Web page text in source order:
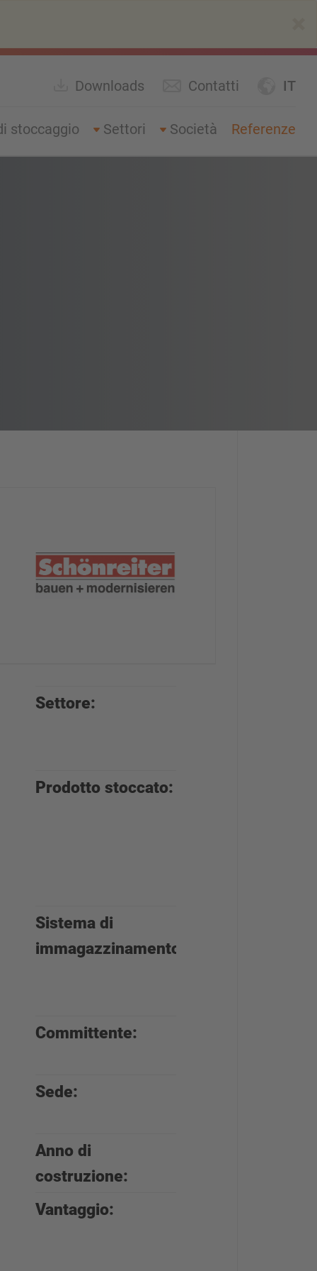
IT
Downloads Contatti
stoccaggio Settori Società Referenze
Settore:
Prodotto stoccato:
Sistema di
immagazzinamento:
Committente:
Sede:
Anno di
costruzione:
Vantaggio: